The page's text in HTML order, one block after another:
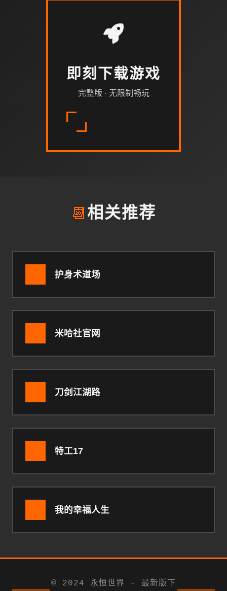
即刻下载游戏
完整版 · 无限制畅玩
📆 相关推荐
护身术道场
米哈社官网
刀剑江湖路
特工17
我的幸福人生
© 2024 永恒世界 - 最新版下